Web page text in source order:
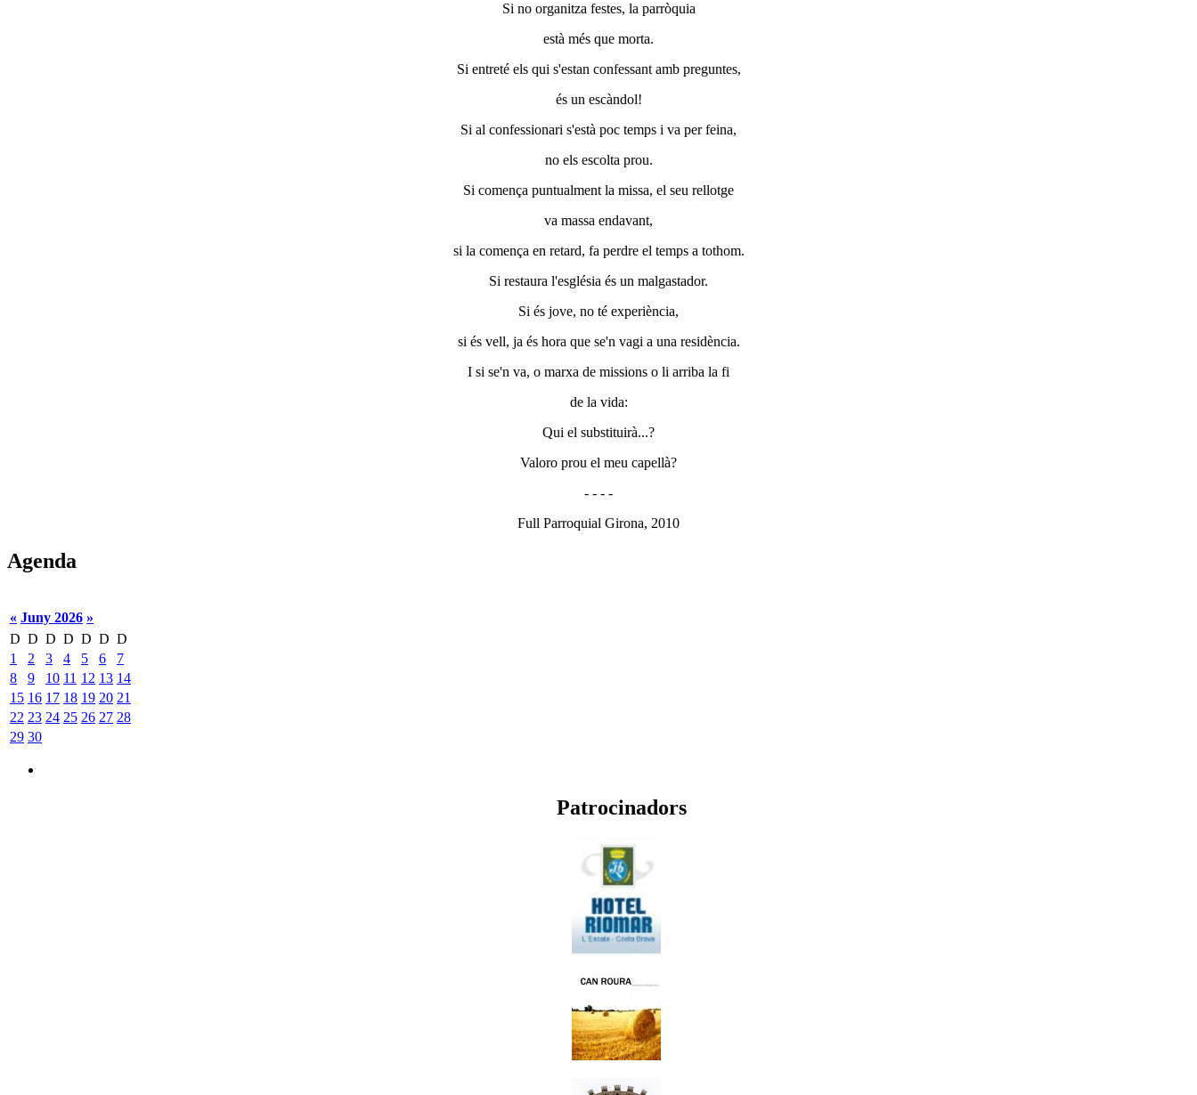
Si no organitza festes, la parròquia
està més que morta.
Si entreté els qui s'estan confessant amb preguntes,
és un escàndol!
Si al confessionari s'està poc temps i va per feina,
no els escolta prou.
Si comença puntualment la missa, el seu rellotge
va massa endavant,
si la comença en retard, fa perdre el temps a tothom.
Si restaura l'església és un malgastador.
Si és jove, no té experiència,
si és vell, ja és hora que se'n vagi a una residència.
I si se'n va, o marxa de missions o li arriba la fi
de la vida:
Qui el substituirà...?
Valoro prou el meu capellà?
- - - -
Full Parroquial Girona, 2010
Agenda
« Juny 2026 »
D D D D D D D
1
2 3 4 5 6
7
8
9 10 11 12 13 14
15 16 17 18 19 20 21
22 23 24 25 26 27 28
29 30
Patrocinadors